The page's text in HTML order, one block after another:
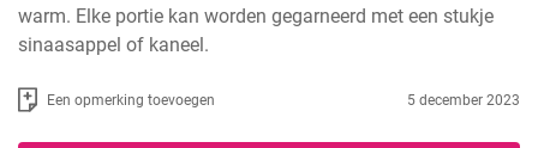
warm. Elke portie kan worden gegarneerd met een stukje
sinaasappel of kaneel.
Een opmerking toevoegen 5 december 2023